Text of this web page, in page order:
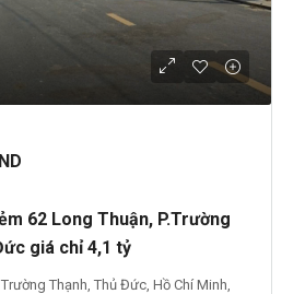
62 Long Thuận, P.Trường
giá chỉ 4,1 tỷ
Thạnh, Thủ Đức, Hồ Chí Minh,